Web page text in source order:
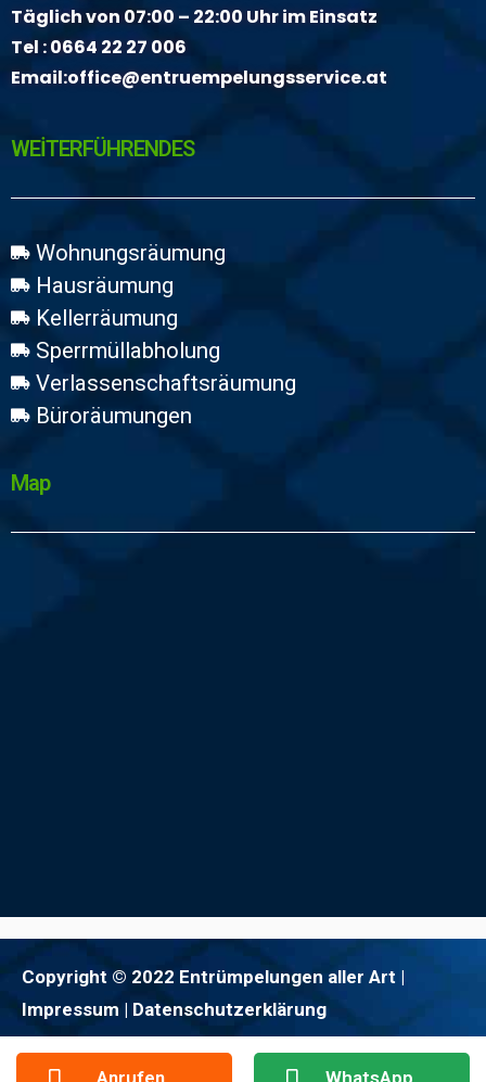
Täglich von 07:00 – 22:00 Uhr im Einsatz
Tel :0664 22 27 006
Email:office@entruempelungsservice.at
WEİTERFÜHRENDES
Wohnungsräumung
Hausräumung
Kellerräumung
Sperrmüllabholung
Verlassenschaftsräumung
Büroräumungen
Map
Copyright © 2022 Entrümpelungen aller Art |
Impressum | Datenschutzerklärung
Anrufen WhatsApp